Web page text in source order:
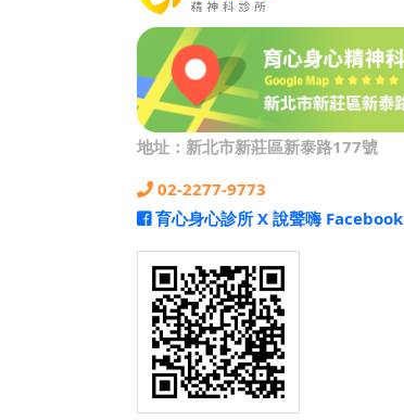
地址：新北市新莊區新泰路177號
02-2277-9773
育心身心診所 X 說聲嗨 Facebook